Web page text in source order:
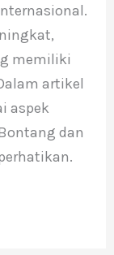
memiliki
artikel
aspek
dan